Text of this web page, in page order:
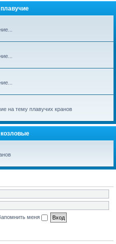
на тему плавучих кранов
меня